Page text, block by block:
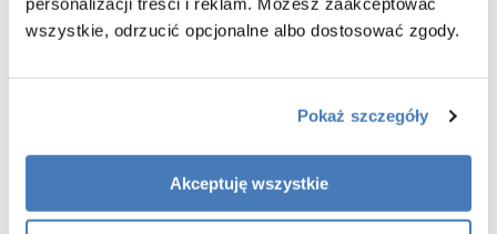
wszystkie, odrzucić opcjonalne albo dostosować zgody.
Pokaż szczegóły
Akceptuję wszystkie
cienkie, niemal niewidoczne profile w kolorze czarnego matu